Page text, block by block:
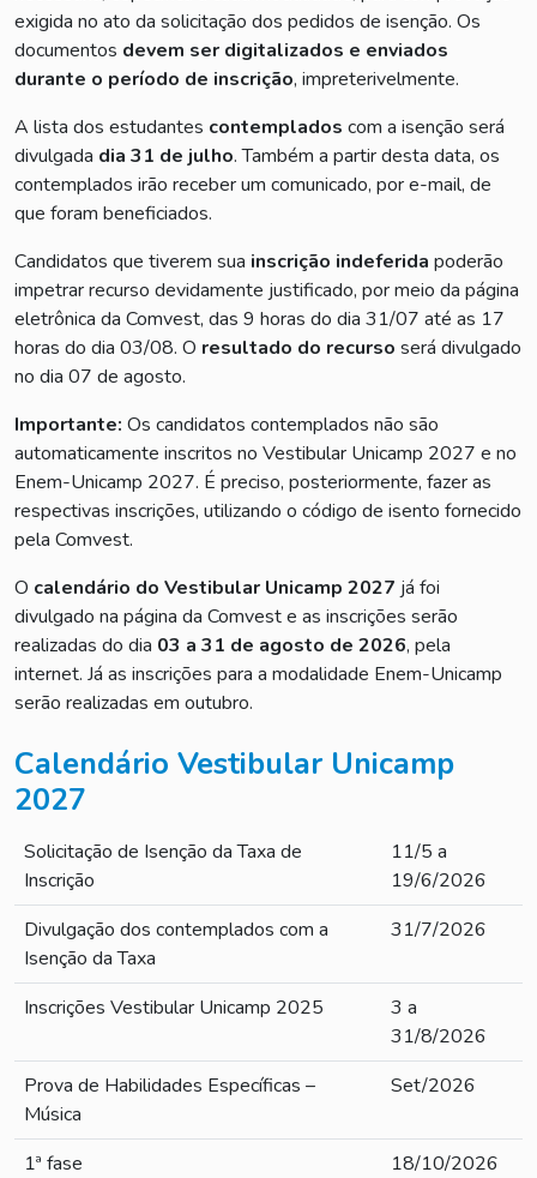
exigida no ato da solicitação dos pedidos de isenção. Os
documentos devem ser digitalizados e enviados
durante o período de inscrição, impreterivelmente.
A lista dos estudantes contemplados com a isenção será
divulgada dia 31 de julho. Também a partir desta data, os
contemplados irão receber um comunicado, por e-mail, de
que foram beneficiados.
Candidatos que tiverem sua inscrição indeferida poderão
impetrar recurso devidamente justificado, por meio da página
eletrônica da Comvest, das 9 horas do dia 31/07 até as 17
horas do dia 03/08. O resultado do recurso será divulgado
no dia 07 de agosto.
Importante: Os candidatos contemplados não são
automaticamente inscritos no Vestibular Unicamp 2027 e no
Enem-Unicamp 2027. É preciso, posteriormente, fazer as
respectivas inscrições, utilizando o código de isento fornecido
pela Comvest.
O calendário do Vestibular Unicamp 2027 já foi
divulgado na página da Comvest e as inscrições serão
realizadas do dia 03 a 31 de agosto de 2026, pela
internet. Já as inscrições para a modalidade Enem-Unicamp
serão realizadas em outubro.
Calendário Vestibular Unicamp
2027
Solicitação de Isenção da Taxa de
Inscrição
11/5 a
19/6/2026
Divulgação dos contemplados com a
Isenção da Taxa
31/7/2026
Inscrições Vestibular Unicamp 2025
3 a
31/8/2026
Prova de Habilidades Específicas –
Música
Set/2026
1ª fase
18/10/2026